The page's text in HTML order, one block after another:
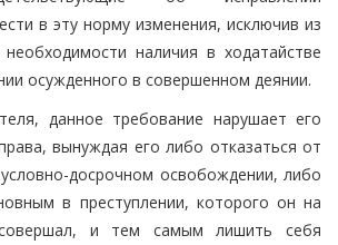
в эту норму изменения, исключив из
наличия в ходатайстве
осужденного в совершенном деянии.
данное требование нарушает его
вынуждая его либо отказаться от
досрочном освобождении, либо
в преступлении, которого он на
и тем самым лишить себя